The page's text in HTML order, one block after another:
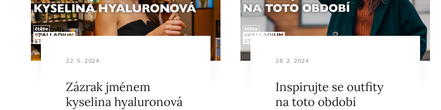
22. 5. 2024
Zázrak jménem
kyselina hyaluronová
28. 2. 2024
Inspirujte se outfity
na toto období